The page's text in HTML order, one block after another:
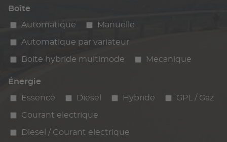
Boîte
Automatique
Manuelle
Automatique par variateur
Boite hybride multimode Mecanique
Énergie
Essence
Diesel Hybride GPL / Gaz
Courant electrique
Diesel / Courant electrique